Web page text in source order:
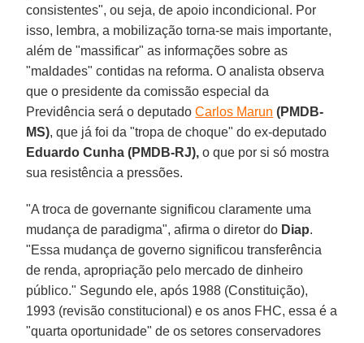
consistentes", ou seja, de apoio incondicional. Por
isso, lembra, a mobilização torna-se mais importante,
além de "massificar" as informações sobre as
"maldades" contidas na reforma. O analista observa
que o presidente da comissão especial da
Previdência será o deputadoCarlos Marun (PMDB-
MS), que já foi da "tropa de choque" do ex-deputado
Eduardo Cunha (PMDB-RJ), o que por si só mostra
sua resistência a pressões.
"A troca de governante significou claramente uma
mudança de paradigma", afirma o diretor do Diap.
"Essa mudança de governo significou transferência
de renda, apropriação pelo mercado de dinheiro
público." Segundo ele, após 1988 (Constituição),
1993 (revisão constitucional) e os anos FHC, essa é a
"quarta oportunidade" de os setores conservadores